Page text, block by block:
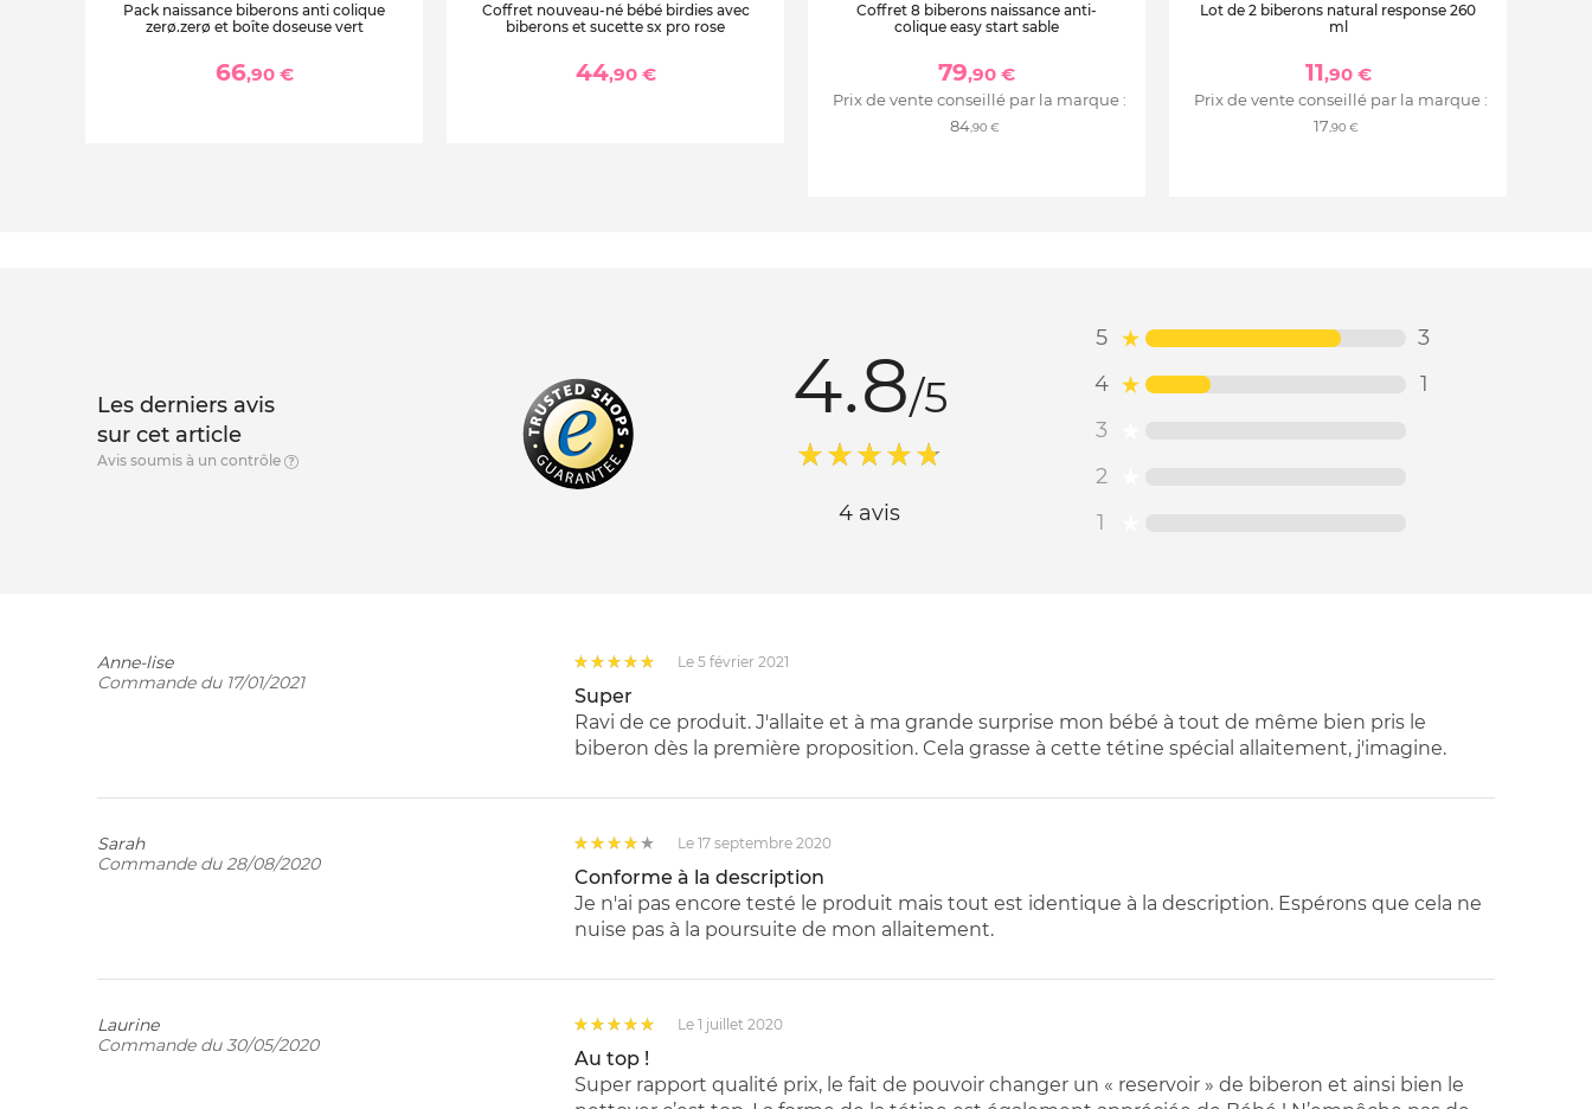
Pack naissance biberons anti colique
zerø.zerø et boîte doseuse vert
66,90 €
Coffret nouveau-né bébé birdies avec
biberons et sucette sx pro rose
44,90 €
Coffret 8 biberons naissance anti-
colique easy start sable
79,90 €
Prix de vente conseillé par la marque :
84,90 €
Lot de 2 biberons natural response 260
ml
11,90 €
Prix de vente conseillé par la marque :
17 ,90 €
Les derniers avis
sur cet article
Avis soumis à un contrôle
4.8/5
4 avis
5
3
4
1
3
2
1
Anne-lise
Commande du 17/01/2021
Le 5 février 2021
Super
Ravi de ce produit. J'allaite et à ma grande surprise mon bébé à tout de même bien pris le
biberon dès la première proposition. Cela grasse à cette tétine spécial allaitement, j'imagine.
Sarah
Commande du 28/08/2020
Le 17 septembre 2020
Conforme à la description
Je n'ai pas encore testé le produit mais tout est identique à la description. Espérons que cela ne
nuise pas à la poursuite de mon allaitement.
Laurine
Commande du 30/05/2020
Le 1 juillet 2020
Au top !
Super rapport qualité prix, le fait de pouvoir changer un « reservoir » de biberon et ainsi bien le